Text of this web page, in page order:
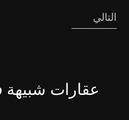
التالي
عقارات